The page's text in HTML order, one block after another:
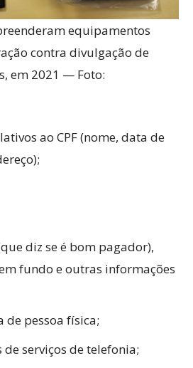
equipamentos
contra divulgação de
em 2021 — Foto:
ao CPF (nome, data de
diz se é bom pagador),
fundo e outras informações
de pessoa física;
serviços de telefonia;